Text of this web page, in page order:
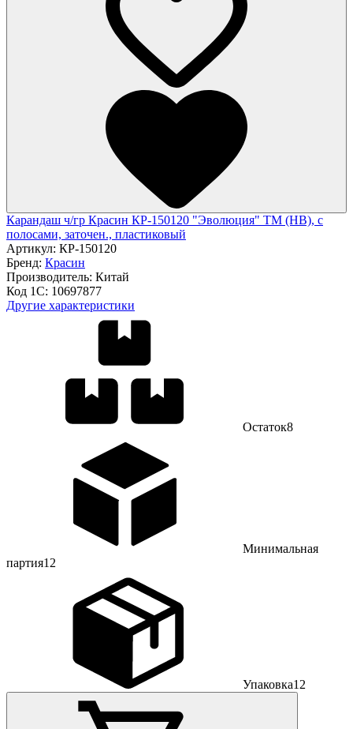
Карандаш ч/гр Красин КР-150120 "Эволюция" ТМ (HB), с
полосами, заточен., пластиковый
Артикул: КР-150120
Бренд: Красин
Производитель: Китай
Код 1С: 10697877
Другие характеристики
Остаток8
Минимальная
партия12
Упаковка12